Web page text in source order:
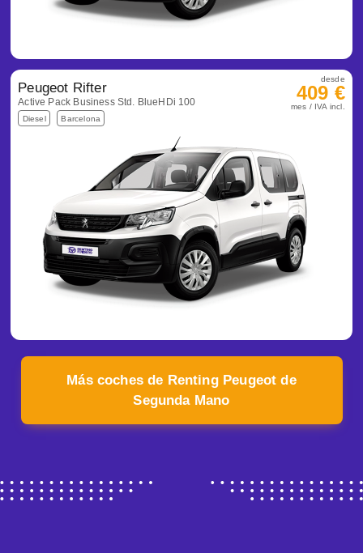
Peugeot Rifter
Active Pack Business Std. BlueHDi 100
Diesel Barcelona
desde
409 €
mes / IVA incl.
Más coches de Renting Peugeot de
Segunda Mano